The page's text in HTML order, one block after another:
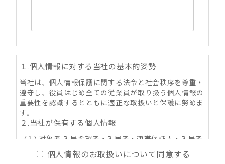
１.個人情報に対する当社の基本的姿勢
当社は、個人情報保護に関する法令と社会秩序を尊重・
遵守し、役員はじめ全ての従業員が取り扱う個人情報の
重要性を認識するとともに適正な取扱いと保護に努めま
す。
２.当社が保有する個人情報
(１) 対象者 入居希望者・入居者・連帯保証人・入居者
家族・同居人・不動産の所有者その他権利者
(２) 取得情報内容 住所・氏名・性別・生年月日・年
個人情報のお取扱いについて同意する